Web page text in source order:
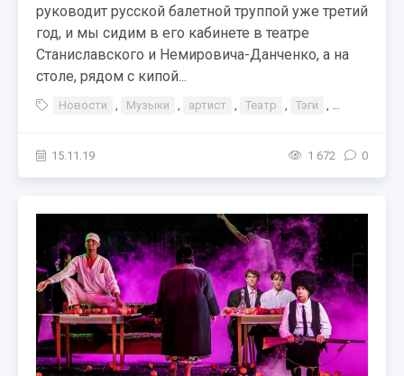
руководит русской балетной труппой уже третий
год, и мы сидим в его кабинете в театре
Станиславского и Немировича-Данченко, а на
столе, рядом с кипой...
Новости , Музыки , артист , Театр , Тэги , Театр
15.11.19 1 672 0